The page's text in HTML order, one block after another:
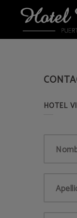
Contacto del Hotel Victoria